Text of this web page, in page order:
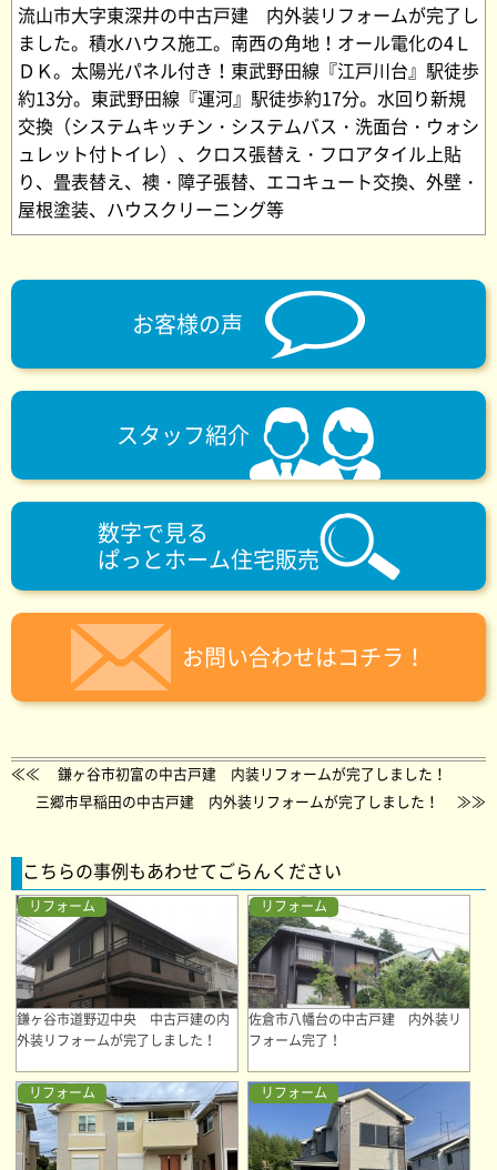
流山市大字東深井の中古戸建 内外装リフォームが完了し
ました。積水ハウス施工。南西の角地！オール電化の4Ｌ
ＤＫ。太陽光パネル付き！東武野田線『江戸川台』駅徒歩
約13分。東武野田線『運河』駅徒歩約17分。水回り新規
交換（システムキッチン・システムバス・洗面台・ウォシ
ュレット付トイレ）、クロス張替え・フロアタイル上貼
り、畳表替え、襖・障子張替、エコキュート交換、外壁・
屋根塗装、ハウスクリーニング等
お客様の声
スタッフ紹介
数字で見る
ぱっとホーム住宅販売
お問い合わせはコチラ！
≪≪ 鎌ヶ谷市初富の中古戸建 内装リフォームが完了しました！
三郷市早稲田の中古戸建 内外装リフォームが完了しました！
≫≫
こちらの事例もあわせてごらんください
リフォーム
鎌ヶ谷市道野辺中央 中古戸建の内
外装リフォームが完了しました！
リフォーム
佐倉市八幡台の中古戸建 内外装リ
フォーム完了！
リフォーム リフォーム